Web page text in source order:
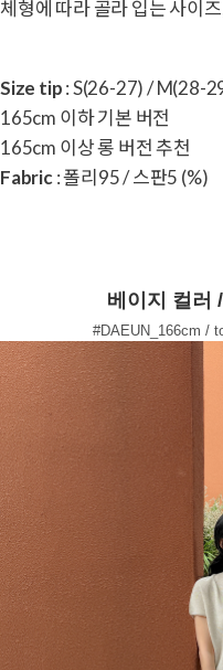
체형에 따라 골라 입는 사이
Size tip: S(26-27) / M(28-
165cm 이하 기본 버전
165cm 이상 롱 버전 추천
Fabric: 폴리95 / 스판5 (%)
베이지 컬러
#DAEUN_166cm /